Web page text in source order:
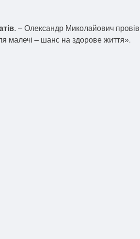
. – Олександр Миколайович
малечі – шанс на здорове життя».